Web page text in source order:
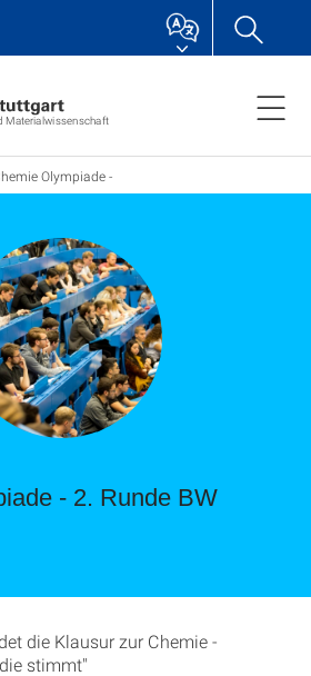
Materialwissenschaft
Olympiade -
- 2. Runde BW
die Klausur zur Chemie -
stimmt"